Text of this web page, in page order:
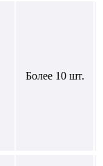
Более 10 шт.